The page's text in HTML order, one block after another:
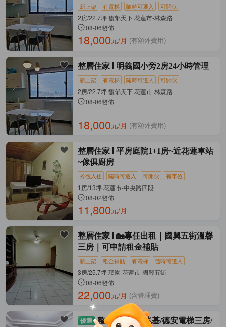
新上架 有電梯 隨時可遷入 可開伙
2房/22.7坪 馥郁天下 花蓮市-林森路
08-06發佈
18,000元/月 (有額外費用)
整層住家 明義國小旁2房24小時管理
新上架 有電梯 隨時可遷入 可開伙
2房/22.7坪 馥郁天下 花蓮市-林森路
08-06發佈
18,000元/月 (有額外費用)
整層住家
平房庭院1+1房~近花蓮車站
~傢俱廚房
拎包入住 隨時可遷入 可開伙 有車位
1房/13坪 花蓮市-中央路四段
08-02發佈
11,800元/月
整層住家
🏡專任出租｜國興五街溫馨
三房｜可申請租金補貼
新上架 租金補貼 有電梯 隨時可遷入
3房/25.7坪 璞園 花蓮市-國興五街
08-06發佈
22,000元/月 (含管理費)
整層住家 🍀兆基/德安電梯三房/